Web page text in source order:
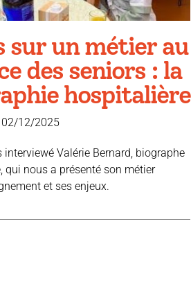
sur un métier au
des seniors : la
hospitalière
02/12/2025
interviewé Valérie Bernard, biographe
qui nous a présenté son métier
et ses enjeux.